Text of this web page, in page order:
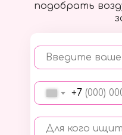
подобрать
Введите ваше
+7
Для кого